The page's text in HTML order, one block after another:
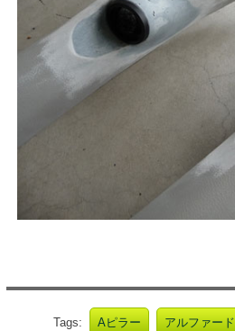
Tags: Aピラー アルファード